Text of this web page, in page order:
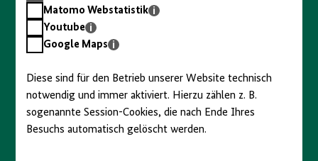
Cookies
Matomo
Webstatistik
Matomo Webstatistik
Youtube
Youtube
GoogleGoogle Maps
Diese sind für den Betrieb unserer Website technisch
notwendig und immer aktiviert. Hierzu zählen z. B.
sogenannte Session-Cookies, die nach Ende Ihres
Besuchs automatisch gelöscht werden.